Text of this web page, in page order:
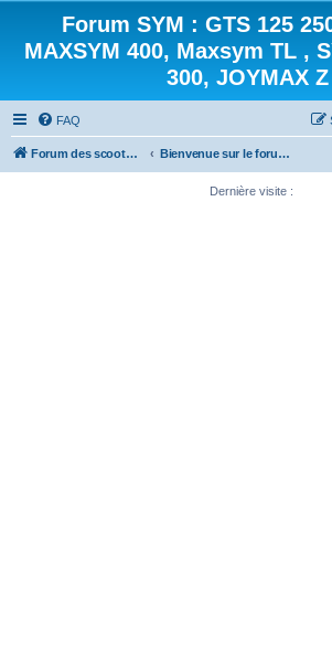
Forum SYM : GTS 125
MAXSYM 400, Maxsym TL ,
300, JOYMAX Z
FAQ
Forum des scooters SYM - GTS -MAXSYM - CRUISYM - JOYMAX - Maxsym TL Bienvenue sur le forum des scooters de la gamme SYM
Dernière visite :